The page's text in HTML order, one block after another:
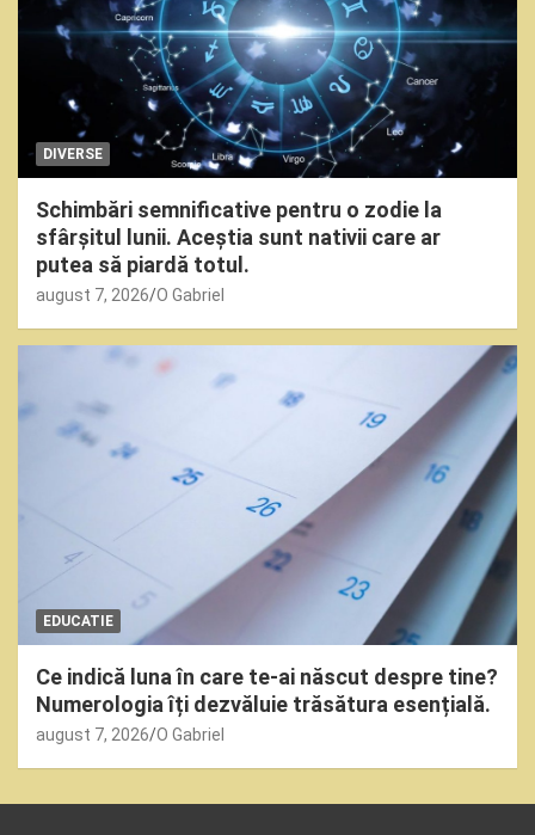
DIVERSE
Schimbări semnificative pentru o zodie la
sfârșitul lunii. Aceștia sunt nativii care ar
putea să piardă totul.
august 7, 2026 O Gabriel
EDUCATIE
Ce indică luna în care te-ai născut despre tine?
Numerologia îți dezvăluie trăsătura esențială.
august 7, 2026 O Gabriel